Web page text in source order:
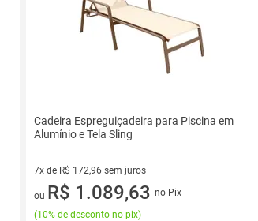
Cadeira Espreguiçadeira para Piscina em
Alumínio e Tela Sling
7x de R$ 172,96 sem juros
7 vez de R$ 172,96 sem juros
ou R$ 1.089,63 no Pix
(10% de desconto no pix)